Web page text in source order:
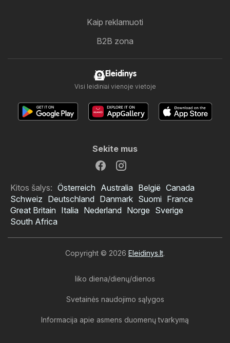
Kaip reklamuoti
B2B zona
Eleidinys
Visi leidiniai vienoje vietoje
Sekite mus
Kitos šalys: Österreich Australia België Canada
Schweiz Deutschland Danmark Suomi France
Great Britain Italia Nederland Norge Sverige
South Africa
Copyright © 2026 Eleidinys.lt.
liko diena/dienų/dienos
Svetainės naudojimo sąlygos
Informacija apie asmens duomenų tvarkymą